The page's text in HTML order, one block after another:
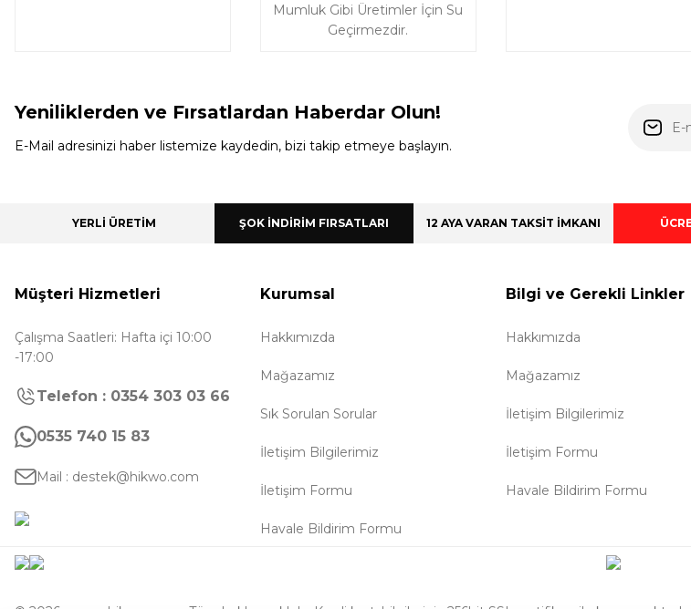
Mumluk Gibi Üretimler İçin Su
Geçirmezdir.
Yeniliklerden ve Fırsatlardan Haberdar Olun!
E-Mail adresinizi haber listemize kaydedin, bizi takip etmeye başlayın.
YERLİ ÜRETİM ŞOK İNDİRİM FIRSATLARI 12 AYA VARAN TAKSİT İMKANI
Müşteri Hizmetleri
Çalışma Saatleri: Hafta içi 10:00
-17:00
Telefon : 0354 303 03 66
0535 740 15 83
Mail : destek@hikwo.com
Kurumsal
Hakkımızda
Mağazamız
Sık Sorulan Sorular
İletişim Bilgilerimiz
İletişim Formu
Havale Bildirim Formu
Bilgi ve Gerekli Linkler
Hakkımızda
Mağazamız
İletişim Bilgilerimiz
İletişim Formu
Havale Bildirim Formu